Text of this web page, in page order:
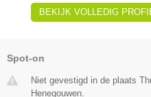
BEKIJK VOLLEDIG
Spot-on
Niet gevestigd in de plaats
Henegouwen.